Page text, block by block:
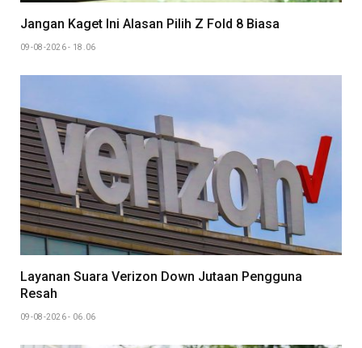
Jangan Kaget Ini Alasan Pilih Z Fold 8 Biasa
09-08-2026 - 18.06
Layanan Suara Verizon Down Jutaan Pengguna
Resah
09-08-2026 - 06.06